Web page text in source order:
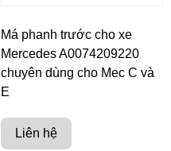
Má phanh trước cho xe
Mercedes A0074209220
chuyên dùng cho Mec C và
E
Liên hệ